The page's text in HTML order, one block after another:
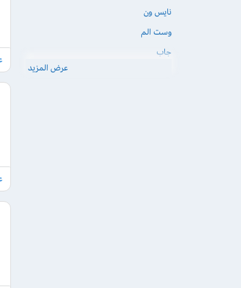
نايس ون
وست الم
جاب
عرض المزيد